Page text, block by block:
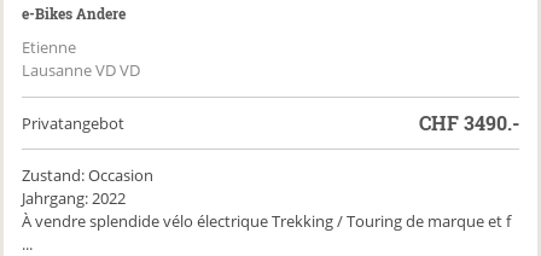
e-Bikes Andere
Etienne
Lausanne VD VD
Privatangebot CHF3490.-
Zustand: Occasion
Jahrgang: 2022
À vendre splendide vélo électrique Trekking / Touring de marque et f
...